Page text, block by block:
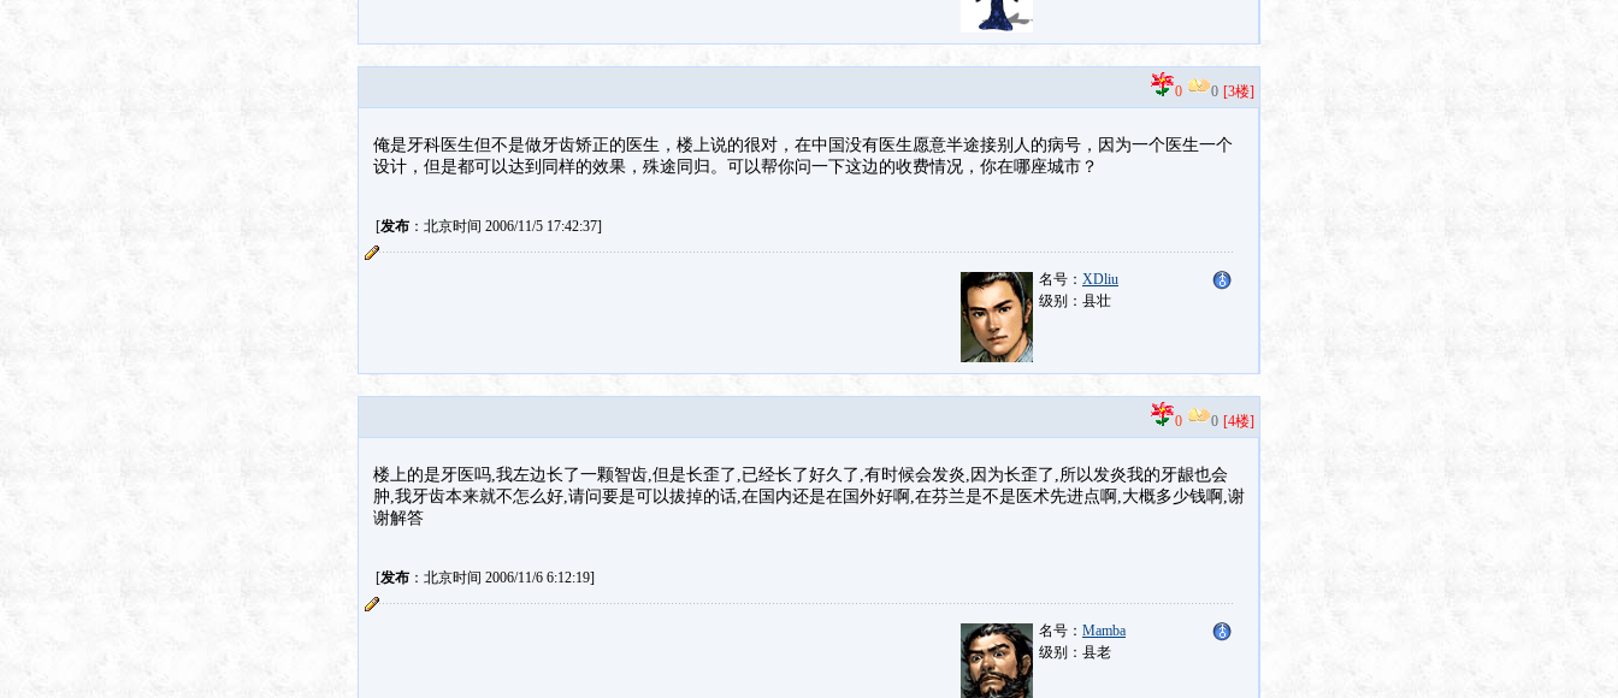
0 0 [3楼]
俺是牙科医生但不是做牙齿矫正的医生，楼上说的很对，在中国没有医生愿意半途接别人的病号，因为一个医生一个
设计，但是都可以达到同样的效果，殊途同归。可以帮你问一下这边的收费情况，你在哪座城市？
[发布：北京时间 2006/11/5 17:42:37]
名号： XDliu
级别：县壮
0 0 [4楼]
楼上的是牙医吗,我左边长了一颗智齿,但是长歪了,已经长了好久了,有时候会发炎,因为长歪了,所以发炎我的牙龈也会
肿,我牙齿本来就不怎么好,请问要是可以拔掉的话,在国内还是在国外好啊,在芬兰是不是医术先进点啊,大概多少钱啊,谢
谢解答
[发布：北京时间 2006/11/6 6:12:19]
名号： Mamba
级别：县老